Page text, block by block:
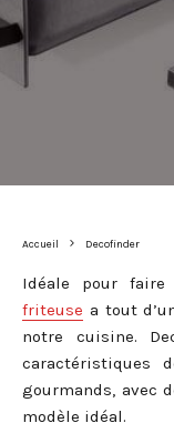
Accueil Decofinder
Idéale pour
friteuse a tout
notre cuisine.
caractéristiques
gourmands, avec
modèle idéal.